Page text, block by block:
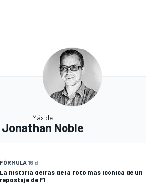
Más de
Jonathan Noble
FÓRMULA 16 d
La historia detrás de la foto más icónica de un
repostaje de F1